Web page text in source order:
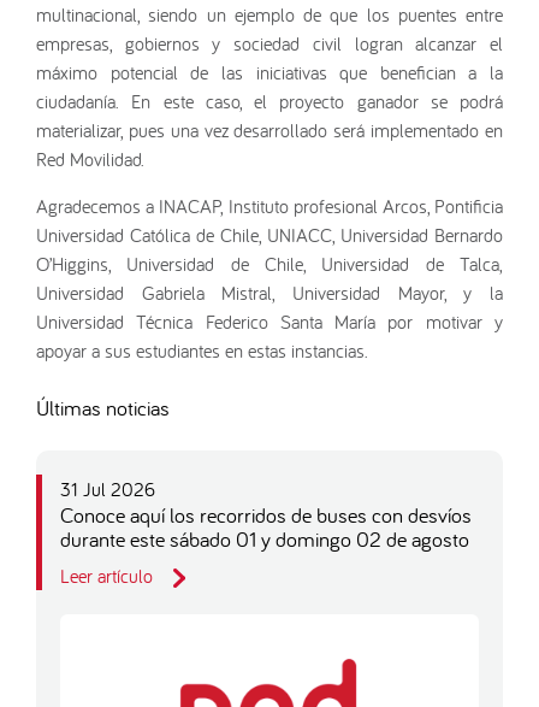
multinacional, siendo un ejemplo de que los puentes entre
empresas, gobiernos y sociedad civil logran alcanzar el
máximo potencial de las iniciativas que benefician a la
ciudadanía. En este caso, el proyecto ganador se podrá
materializar, pues una vez desarrollado será implementado en
Red Movilidad.
Agradecemos a INACAP, Instituto profesional Arcos, Pontificia
Universidad Católica de Chile, UNIACC, Universidad Bernardo
O’Higgins, Universidad de Chile, Universidad de Talca,
Universidad Gabriela Mistral, Universidad Mayor, y la
Universidad Técnica Federico Santa María por motivar y
apoyar a sus estudiantes en estas instancias.
Últimas noticias
31 Jul 2026
Conoce aquí los recorridos de buses con desvíos
durante este sábado 01 y domingo 02 de agosto
Leer artículo